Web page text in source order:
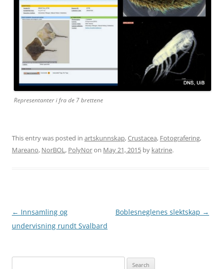
Representanter i fra de 7 brettene
This entry was posted in artskunnskap,Crustacea, Fotografering,
Mareano, NorBOL, PolyNoron May 21, 2015 by katrine.
Post
navigation
← Innsamling og
undervisning rundt Svalbard
Boblesneglenes slektskap →